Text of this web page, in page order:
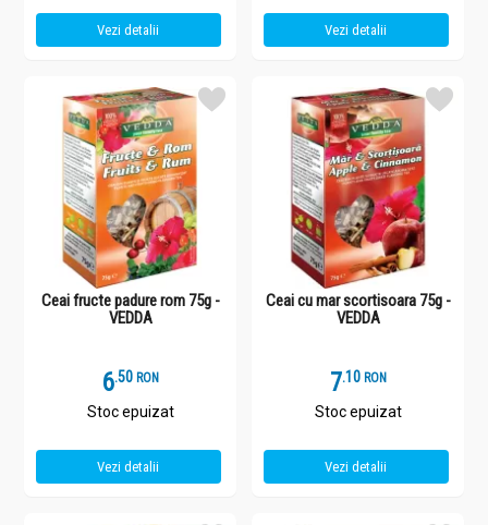
Vezi detalii Vezi detalii
Ceai fructe padure rom 75g -
VEDDA
6.5 RON
Stoc epuizat
Vezi detalii
Ceai cu mar scortisoara 75g -
VEDDA
7.1 RON
Stoc epuizat
Vezi detalii